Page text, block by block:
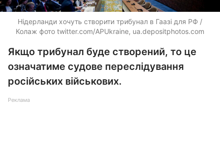
Нідерланди хочуть створити трибунал в Гаазі для РФ /
Колаж фото twitter.com/APUkraine, ua.depositphotos.com
Якщо трибунал буде створений, то це
означатиме судове переслідування
російських військових.
Реклама